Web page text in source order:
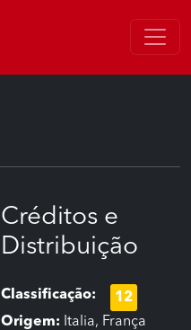
Créditos e
Distribuição
Classificação:
12
Origem: Italia, França